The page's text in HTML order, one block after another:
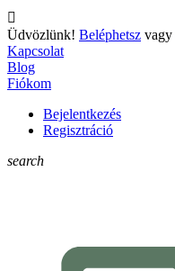

Üdvözlünk! Beléphetsz vagy
Kapcsolat
Blog
Fiókom
Bejelentkezés
Regisztráció
search